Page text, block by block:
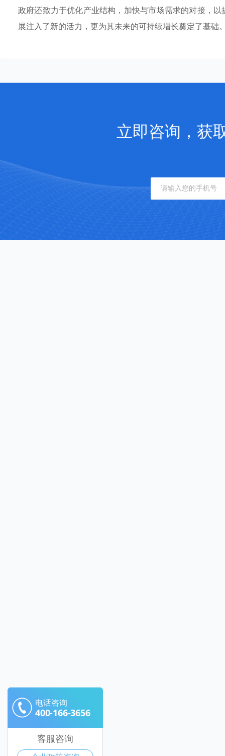
政府还致力于优化产业结构，加快与市场需求的对接，
展注入了新的活力，更为其未来的可持续增长奠定了基础
电话咨询
400-166-3656
客服咨询
立即咨询，获